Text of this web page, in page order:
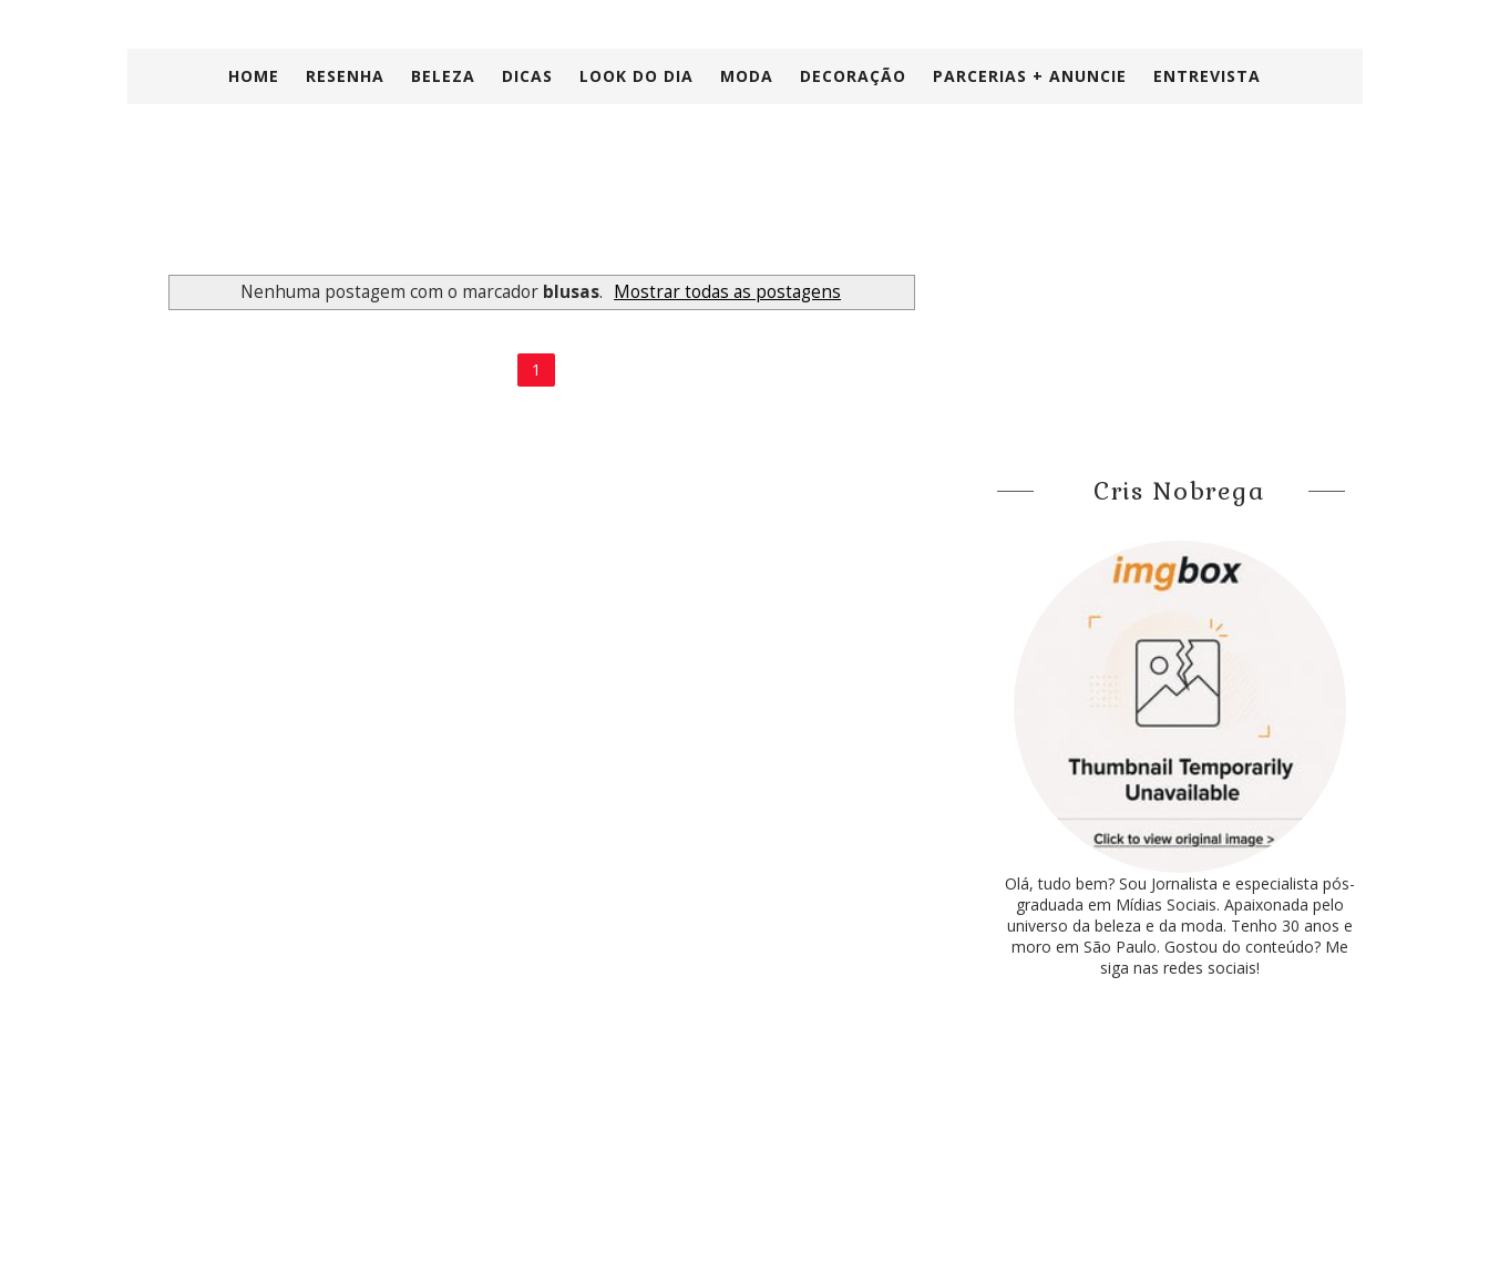
HOME RESENHA BELEZA DICAS LOOK DO DIA MODA DECORAÇÃO PARCERIAS + ANUNCIE ENTREVISTA
Nenhuma postagem com o marcador blusas. Mostrar todas as postagens
1
Cris Nobrega
Olá, tudo bem? Sou Jornalista e especialista pós-
graduada em Mídias Sociais. Apaixonada pelo
universo da beleza e da moda. Tenho 30 anos e
moro em São Paulo. Gostou do conteúdo? Me
siga nas redes sociais!